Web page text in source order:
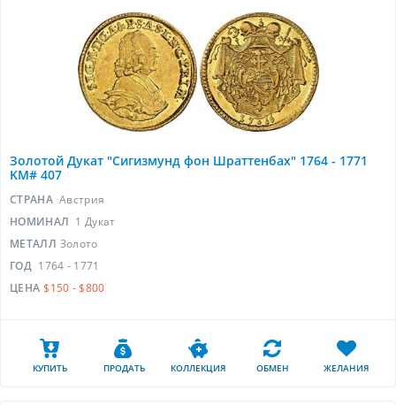
Золотой Дукат "Сигизмунд фон Шраттенбах" 1764 - 1771
KM# 407
СТРАНА Австрия
НОМИНАЛ 1 Дукат
МЕТАЛЛ Золото
ГОД 1764 - 1771
ЦЕНА $150 - $800
КУПИТЬ ПРОДАТЬ КОЛЛЕКЦИЯ ОБМЕН ЖЕЛАНИЯ